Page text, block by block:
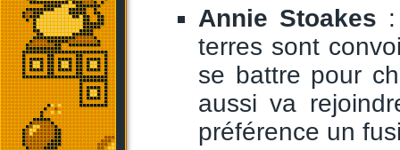
Annie Stoakes
terres sont
se battre pour
aussi va
préférence un